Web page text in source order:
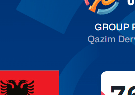
Читать далее